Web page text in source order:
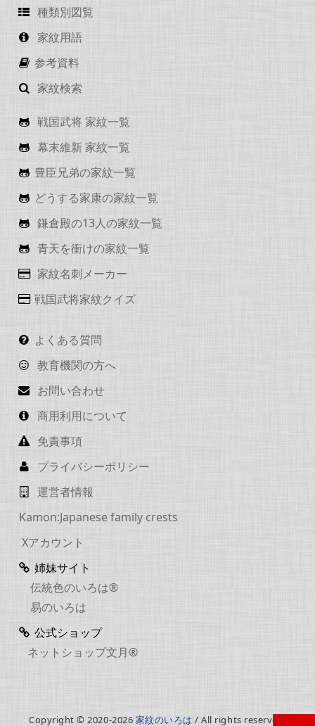
種類別図覧
家紋用語
参考資料
家紋検索
戦国武将 家紋一覧
幕末維新 家紋一覧
豊臣兄弟の家紋一覧
どうする家康の家紋一覧
鎌倉殿の13人の家紋一覧
青天を衝けの家紋一覧
家紋名刺メーカー
戦国武将家紋クイズ
よくある質問
教育機関の方へ
お問い合わせ
商用利用について
免責事項
プライバシーポリシー
運営者情報
Kamon:Japanese family crests
Xアカウント
姉妹サイト
伝統色のいろは®
易のいろは
公式ショップ
ネットショップ文月®
Copyright © 2020-2026 家紋のいろは / All rights reserved.